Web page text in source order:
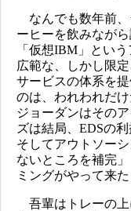
なんでも数年前、
ーヒーを飲みなが
「仮想IBM」とい
広範な、しかし限
サービスの体系を
のは、われわれだ
ジョーダンはその
ズは結局、EDSの
そしてアウトソー
ないところを補完
ミングがやって来
吾輩はトレーの上